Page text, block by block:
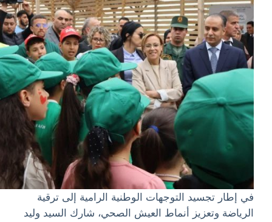
في إطار تجسيد التوجهات الوطنية الرامية إلى ترقية
الرياضة وتعزيز أنماط العيش الصحي، شارك السيد وليد